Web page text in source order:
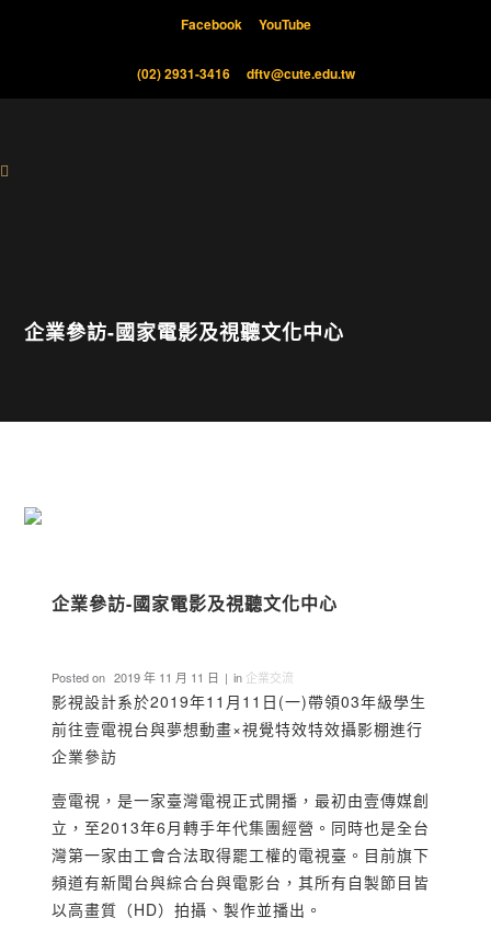
Facebook YouTube
(02) 2931-3416 dftv@cute.edu.tw
企業參訪-國家電影及視聽文化中心
企業參訪-國家電影及視聽文化中心
Posted on 2019 年 11 月 11 日 in 企業交流
影視設計系於2019年11月11日(一)帶領03年級學生
前往壹電視台與夢想動畫×視覺特效特效攝影棚進行
企業參訪
壹電視，是一家臺灣電視正式開播，最初由壹傳媒創
立，至2013年6月轉手年代集團經營。同時也是全台
灣第一家由工會合法取得罷工權的電視臺。目前旗下
頻道有新聞台與綜合台與電影台，其所有自製節目皆
以高畫質（HD）拍攝、製作並播出。